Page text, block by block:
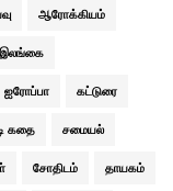
ஆரோக்கியம்
இலங்கை
ஐரோப்பா கட்டுரை
கதை சமையல்
சோதிடம் தாயகம்